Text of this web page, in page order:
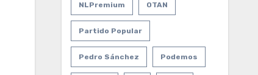
NLPremium OTAN
Partido Popular
Pedro Sánchez Podemos